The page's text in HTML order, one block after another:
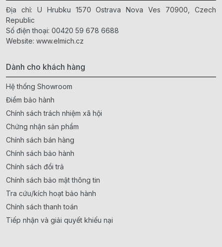
Địa chỉ: U Hrubku 1570 Ostrava Nova Ves 70900, Czech
Republic
Số điện thoại: 00420 59 678 6688
Website: www.elmich.cz
Dành cho khách hàng
Hệ thống Showroom
Điểm bảo hành
Chính sách trách nhiệm xã hội
Chứng nhận sản phẩm
Chính sách bán hàng
Chính sách bảo hành
Chính sách đổi trả
Chính sách bảo mật thông tin
Tra cứu/kích hoạt bảo hành
Chính sách thanh toán
Tiếp nhận và giải quyết khiếu nại